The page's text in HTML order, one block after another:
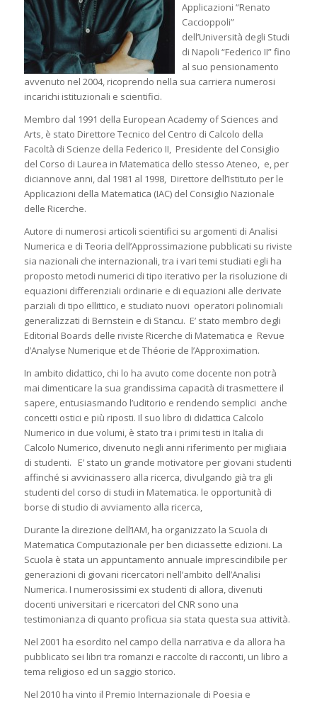
Applicazioni “Renato
Caccioppoli”
dell’Università degli Studi
di Napoli “Federico II” fino
al suo pensionamento
avvenuto nel 2004, ricoprendo nella sua carriera numerosi
incarichi istituzionali e scientifici.
Membro dal 1991 della European Academy of Sciences and
Arts, è stato Direttore Tecnico del Centro di Calcolo della
Facoltà di Scienze della Federico II, Presidente del Consiglio
del Corso di Laurea in Matematica dello stesso Ateneo, e, per
diciannove anni, dal 1981 al 1998, Direttore dell’Istituto per le
Applicazioni della Matematica (IAC) del Consiglio Nazionale
delle Ricerche.
Autore di numerosi articoli scientifici su argomenti di Analisi
Numerica e di Teoria dell’Approssimazione pubblicati su riviste
sia nazionali che internazionali, tra i vari temi studiati egli ha
proposto metodi numerici di tipo iterativo per la risoluzione di
equazioni differenziali ordinarie e di equazioni alle derivate
parziali di tipo ellittico, e studiato nuovi operatori polinomiali
generalizzati di Bernstein e di Stancu. E’ stato membro degli
Editorial Boards delle riviste Ricerche di Matematica e Revue
d’Analyse Numerique et de Théorie de l’Approximation.
In ambito didattico, chi lo ha avuto come docente non potrà
mai dimenticare la sua grandissima capacità di trasmettere il
sapere, entusiasmando l’uditorio e rendendo semplici anche
concetti ostici e più riposti. Il suo libro di didattica Calcolo
Numerico in due volumi, è stato tra i primi testi in Italia di
Calcolo Numerico, divenuto negli anni riferimento per migliaia
di studenti. E’ stato un grande motivatore per giovani studenti
affinché si avvicinassero alla ricerca, divulgando già tra gli
studenti del corso di studi in Matematica. le opportunità di
borse di studio di avviamento alla ricerca,
Durante la direzione dell’IAM, ha organizzato la Scuola di
Matematica Computazionale per ben diciassette edizioni. La
Scuola è stata un appuntamento annuale imprescindibile per
generazioni di giovani ricercatori nell’ambito dell’Analisi
Numerica. I numerosissimi ex studenti di allora, divenuti
docenti universitari e ricercatori del CNR sono una
testimonianza di quanto proficua sia stata questa sua attività.
Nel 2001 ha esordito nel campo della narrativa e da allora ha
pubblicato sei libri tra romanzi e raccolte di racconti, un libro a
tema religioso ed un saggio storico.
Nel 2010 ha vinto il Premio Internazionale di Poesia e